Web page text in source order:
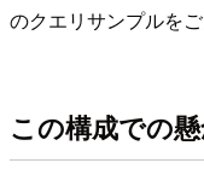
のクエリサンプルをご
この構成での